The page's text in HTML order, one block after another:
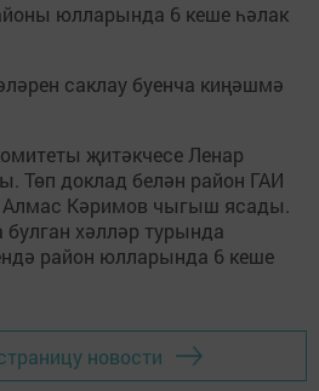
юлларында 6 кеше һәлак
саклау буенча киңәшмә
җитәкчесе Ленар
Төп доклад белән район ГАИ
Алмас Кәримов чыгыш ясады.
хәлләр турында
район юлларында 6 кеше
новости